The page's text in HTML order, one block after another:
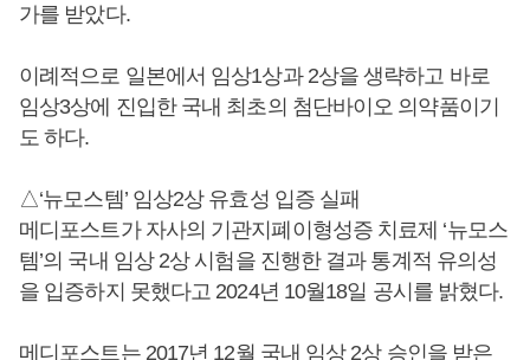
가를 받았다.
이례적으로 일본에서 임상1상과 2상을 생략하고 바로
임상3상에 진입한 국내 최초의 첨단바이오 의약품이기
도 하다.
△‘뉴모스템’ 임상2상 유효성 입증 실패
메디포스트가 자사의 기관지폐이형성증 치료제 ‘뉴모스
템’의 국내 임상 2상 시험을 진행한 결과 통계적 유의성
을 입증하지 못했다고 2024년 10월18일 공시를 밝혔다.
메디포스트는 2017년 12월 국내 임상 2상 승인을 받은